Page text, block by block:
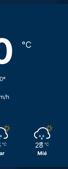
℃
h
℃ 28 ℃
Mié